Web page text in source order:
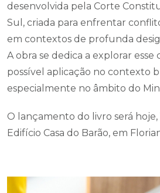
desenvolvida pela Corte
Sul, criada para enfrentar
em contextos de profunda
A obra se dedica a explorar esse
possível aplicação no contexto
especialmente no âmbito do
O lançamento do livro será
Edifício Casa do Barão, em